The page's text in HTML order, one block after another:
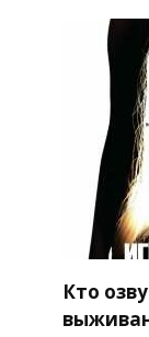
Кто